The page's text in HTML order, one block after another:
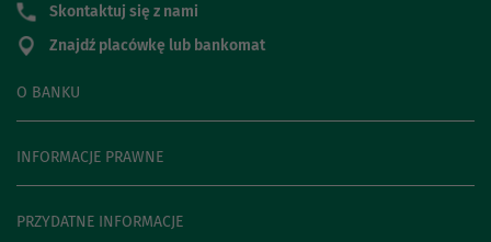
O BANKU
INFORMACJE PRAWNE
PRZYDATNE INFORMACJE
Skontaktuj się z nami
Znajdź placówkę lub bankomat